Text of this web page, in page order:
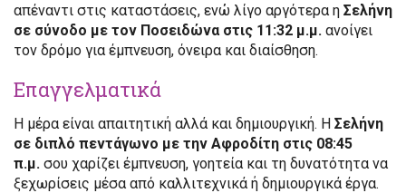
απέναντι στις καταστάσεις, ενώ λίγο αργότερα η Σελήνη
σε σύνοδο με τον Ποσειδώνα στις 11:32 μ.μ. ανοίγει
τον δρόμο για έμπνευση, όνειρα και διαίσθηση.
Επαγγελματικά
Η μέρα είναι απαιτητική αλλά και δημιουργική. Η Σελήνη
σε διπλό πεντάγωνο με την Αφροδίτη στις 08:45
π.μ. σου χαρίζει έμπνευση, γοητεία και τη δυνατότητα να
ξεχωρίσεις μέσα από καλλιτεχνικά ή δημιουργικά έργα.